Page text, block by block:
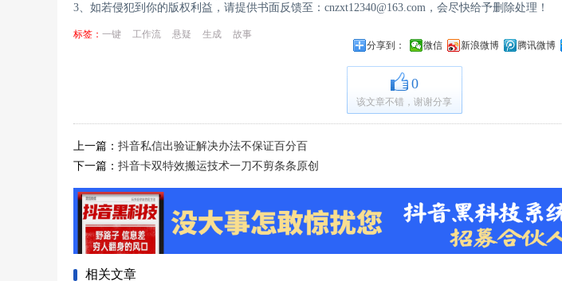
3、如若侵犯到你的版权利益，请提供书面反馈至：cnzxt12340@163.com，会尽快给予删除处理！
标签： 一键 工作流 悬疑 生成
故事
分享到：
微信 新浪微博 腾讯微博
0
该文章不错，谢谢分享
上一篇： 抖音私信出验证解决办法不保证百分百
下一篇： 抖音卡双特效搬运技术一刀不剪条条原创
相关文章